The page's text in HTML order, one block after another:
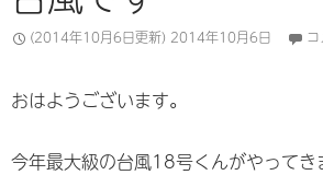
(2014年10月6日更新) 2014年10月6日
おはようございます。
今年最大級の台風18号くんがやってき